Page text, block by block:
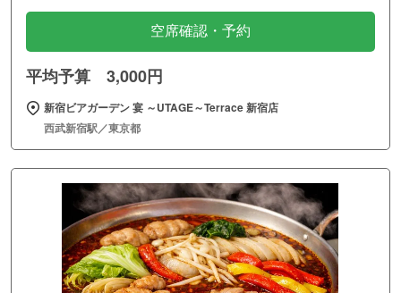
空席確認・予約
平均予算 3,000円
新宿ビアガーデン 宴 ～UTAGE～Terrace 新宿店
西武新宿駅／東京都